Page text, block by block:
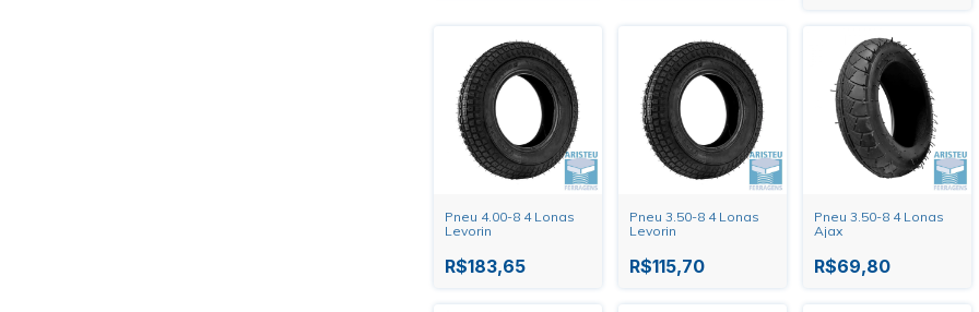
Pneu 4.00-8 4 Lonas
Levorin
R$183,65
Pneu 3.50-8 4 Lonas
Levorin
R$115,70
Pneu 3.50-8 4 Lonas
Ajax
R$69,80